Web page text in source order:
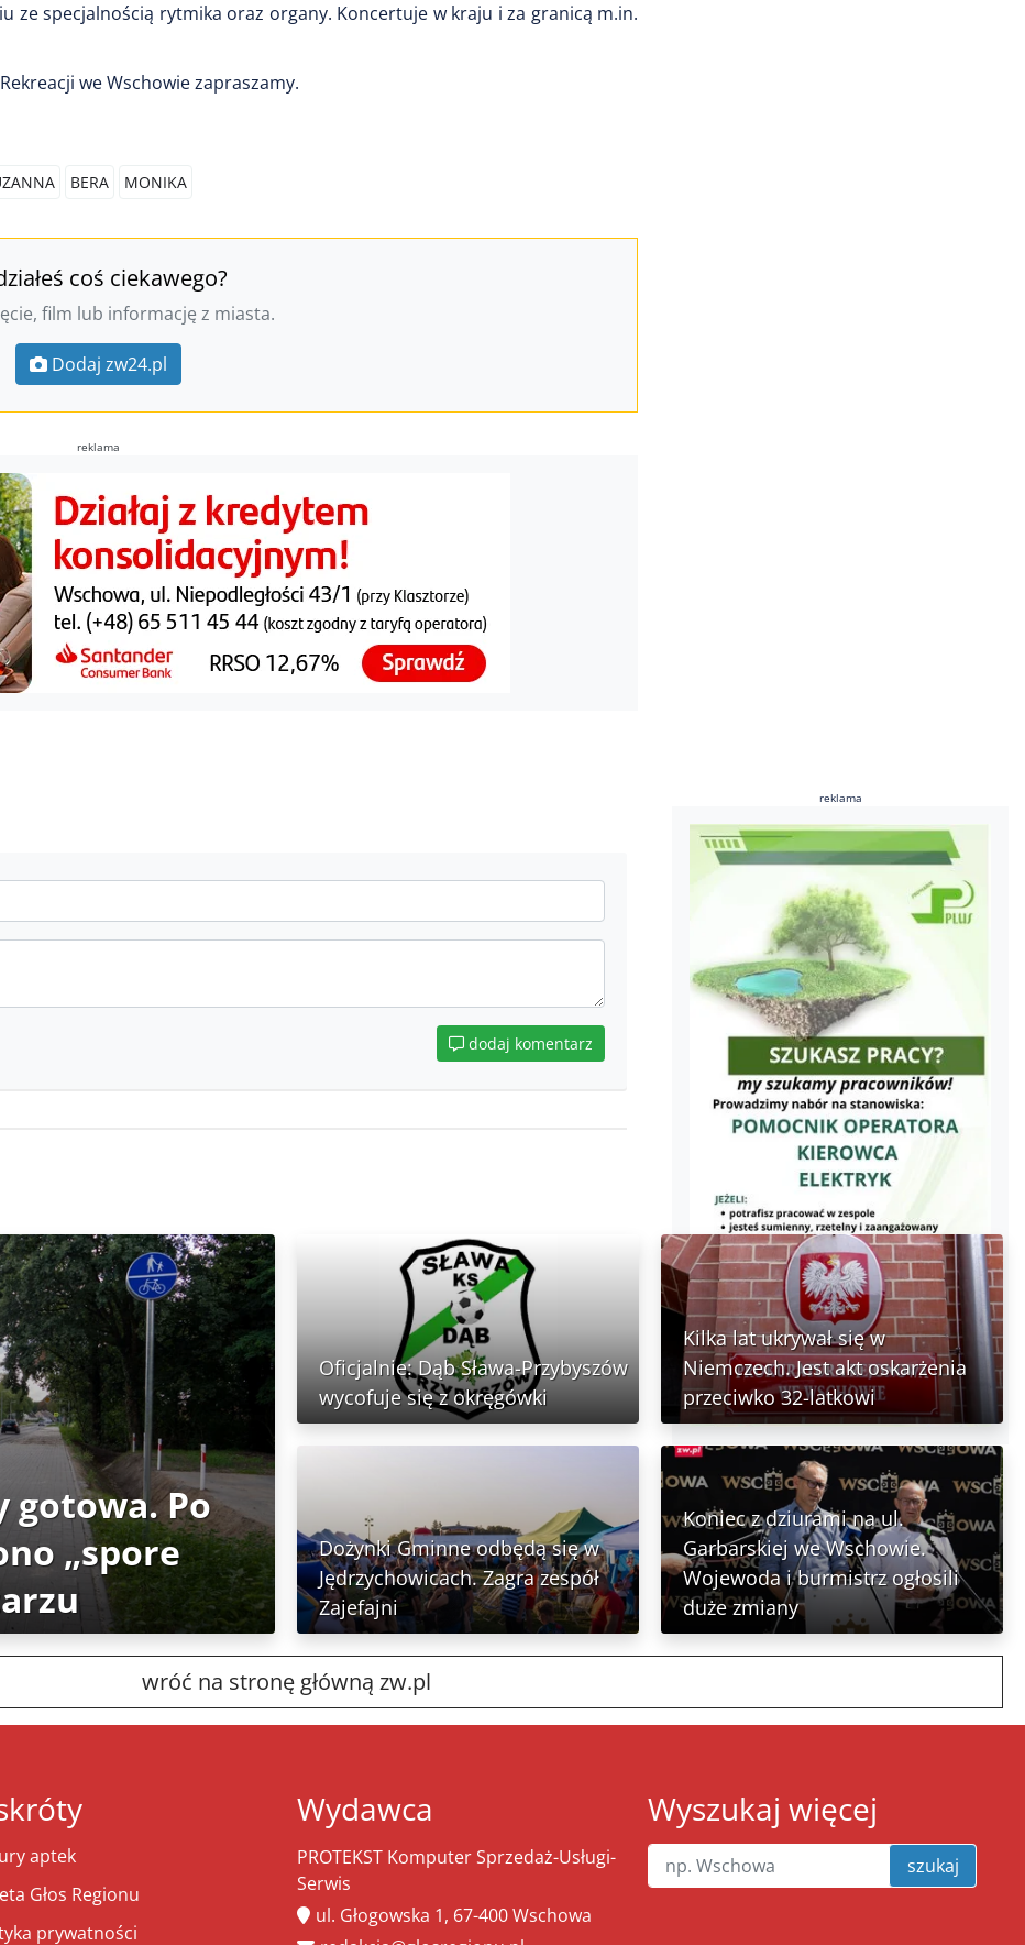
ze specjalnością rytmika oraz organy. Koncertuje w kraju i za granicą m.in.
we Wschowie zapraszamy.
BERA MONIKA
coś ciekawego?
film lub informację z miasta.
Dodaj zw24.pl
reklama
dodaj komentarz
reklama
gotowa. Po
„spore
Oficjalnie: Dąb Sława-Przybyszów
wycofuje się z okręgówki
Kilka lat ukrywał się w
Niemczech. Jest akt oskarżenia
przeciwko 32-latkowi
Dożynki Gminne odbędą się w
Jędrzychowicach. Zagra zespół
Zajefajni
Koniec z dziurami na ul.
Garbarskiej we Wschowie.
Wojewoda i burmistrz ogłosili
duże zmiany
wróć na stronę główną zw.pl
aptek
Głos Regionu
prywatności
Wydawca
PROTEKST Komputer Sprzedaż-Usługi-
Serwis
ul. Głogowska 1, 67-400 Wschowa
Wyszukaj więcej
szukaj